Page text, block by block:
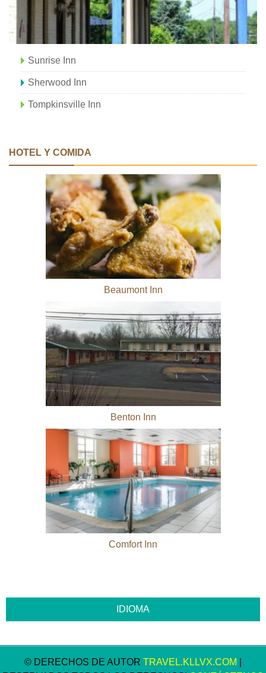
Sunrise Inn
Sherwood Inn
Tompkinsville Inn
HOTEL Y COMIDA
Beaumont Inn
Benton Inn
Comfort Inn
© DERECHOS DE AUTOR TRAVEL.KLLVX.COM